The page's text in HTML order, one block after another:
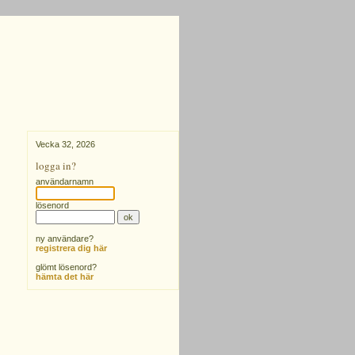
Vecka 32, 2026
logga in?
användarnamn
lösenord
ny användare?
registrera dig här
glömt lösenord?
hämta det här